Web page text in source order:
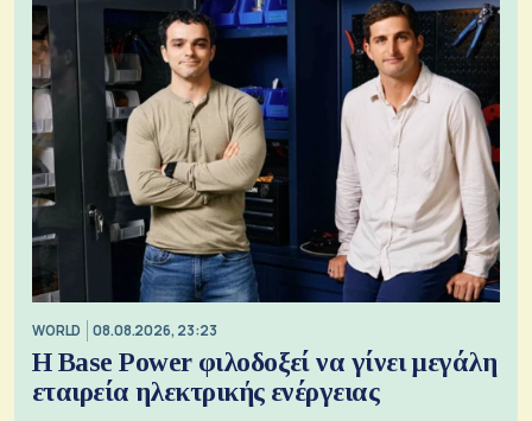
WORLD 08.08.2026, 23:23
Η Base Power φιλοδοξεί να γίνει μεγάλη
εταιρεία ηλεκτρικής ενέργειας